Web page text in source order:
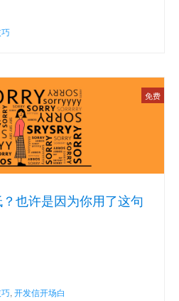
也许是因为你用了这句
免费
, 开发信开场白